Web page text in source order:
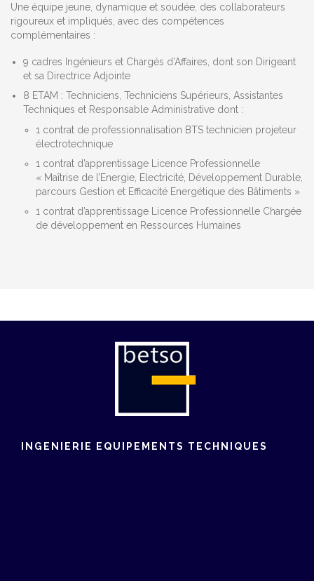
Une équipe jeune, dynamique et soudée, des collaborateurs
rigoureux et impliqués, avec des compétences
complémentaires :
9 cadres Ingénieurs et Chargés d’Affaires, dont son Dirigeant
et sa Directrice Adjointe
8 ETAM : Techniciens, Techniciens Supérieurs, Assistantes
Techniques et Responsable Administrative dont :
1 contrat de professionnalisation BTS technicien projeteur
électrotechnique
1 contrat d’apprentissage Licence Professionnelle
« Maîtrise de l’Energie, Electricité, Développement Durable,
parcours Gestion et Efficacité Energétique des Bâtiments »
1 contrat d’apprentissage Licence Professionnelle Chargée
de développement en Ressources Humaines
INGENIERIE EQUIPEMENTS TECHNIQUES